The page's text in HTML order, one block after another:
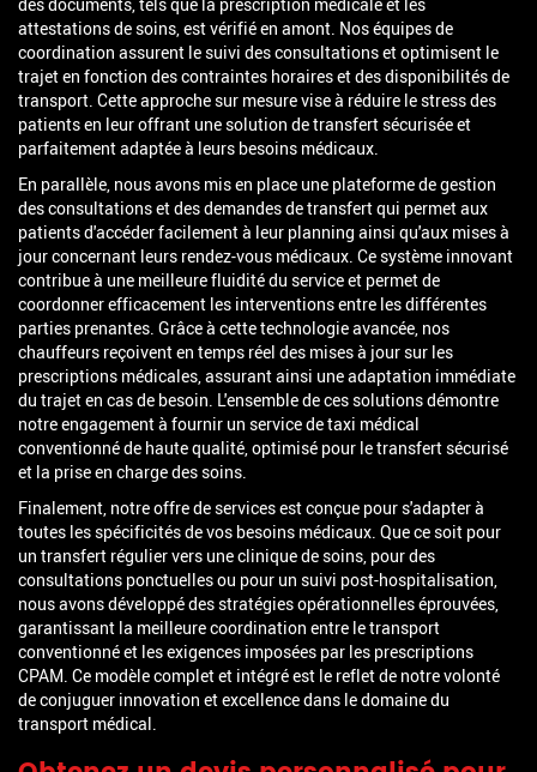
attestations de soins, est vérifié en amont. Nos équipes de
coordination assurent le suivi des consultations et optimisent le
trajet en fonction des contraintes horaires et des disponibilités de
transport. Cette approche sur mesure vise à réduire le stress des
patients en leur offrant une solution de transfert sécurisée et
parfaitement adaptée à leurs besoins médicaux.
En parallèle, nous avons mis en place une plateforme de gestion
des consultations et des demandes de transfert qui permet aux
patients d'accéder facilement à leur planning ainsi qu'aux mises à
jour concernant leurs rendez-vous médicaux. Ce système innovant
contribue à une meilleure fluidité du service et permet de
coordonner efficacement les interventions entre les différentes
parties prenantes. Grâce à cette technologie avancée, nos
chauffeurs reçoivent en temps réel des mises à jour sur les
prescriptions médicales, assurant ainsi une adaptation immédiate
du trajet en cas de besoin. L'ensemble de ces solutions démontre
notre engagement à fournir un service de taxi médical
conventionné de haute qualité, optimisé pour le transfert sécurisé
et la prise en charge des soins.
Finalement, notre offre de services est conçue pour s'adapter à
toutes les spécificités de vos besoins médicaux. Que ce soit pour
un transfert régulier vers une clinique de soins, pour des
consultations ponctuelles ou pour un suivi post-hospitalisation,
nous avons développé des stratégies opérationnelles éprouvées,
garantissant la meilleure coordination entre le transport
conventionné et les exigences imposées par les prescriptions
CPAM. Ce modèle complet et intégré est le reflet de notre volonté
de conjuguer innovation et excellence dans le domaine du
transport médical.